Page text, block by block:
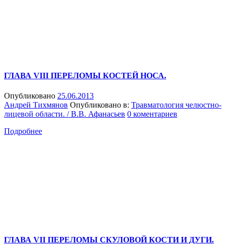
ГЛАВА VIII ПЕРЕЛОМЫ КОСТЕЙ НОСА.
Опубликовано 25.06.2013
Андрей Тихмянов Опубликовано в: Травматология челюстно-
лицевой области. / В.В. Афанасьев 0 коментариев
Подробнее
ГЛАВА VII ПЕРЕЛОМЫ СКУЛОВОЙ КОСТИ И ДУГИ.